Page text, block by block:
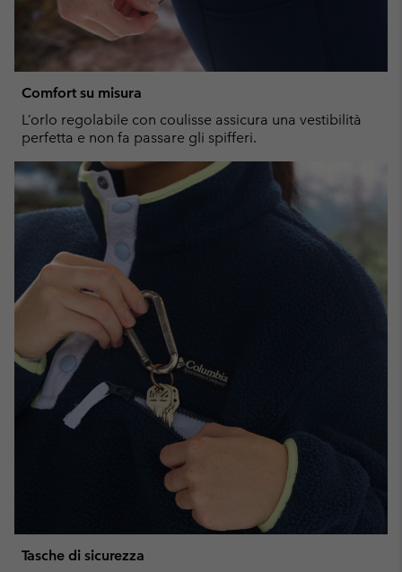
Comfort su misura
L’orlo regolabile con coulisse assicura una vestibilità
perfetta e non fa passare gli spifferi.
Tasche di sicurezza